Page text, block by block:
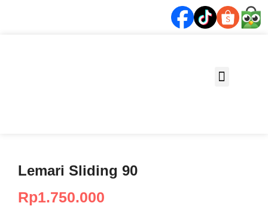
Lemari Sliding 90
Rp1.750.000